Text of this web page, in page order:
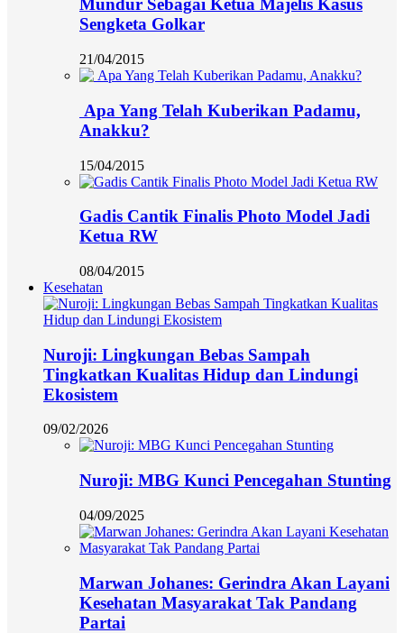
Mundur Sebagai Ketua Majelis Kasus
Sengketa Golkar
21/04/2015
Apa Yang Telah Kuberikan Padamu,
Anakku?
15/04/2015
Gadis Cantik Finalis Photo Model Jadi
Ketua RW
08/04/2015
Kesehatan
Nuroji: Lingkungan Bebas Sampah
Tingkatkan Kualitas Hidup dan Lindungi
Ekosistem
09/02/2026
Nuroji: MBG Kunci Pencegahan Stunting
04/09/2025
Marwan Johanes: Gerindra Akan Layani
Kesehatan Masyarakat Tak Pandang
Partai